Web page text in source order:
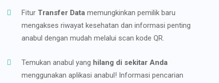
Fitur Transfer Data memungkinkan pemilik baru
mengakses riwayat kesehatan dan informasi penting
anabul dengan mudah melalui scan kode QR.
Temukan anabul yang hilang di sekitar Anda
menggunakan aplikasi anabul! Informasi pencarian